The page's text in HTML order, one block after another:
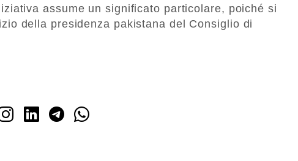
assume un significato particolare, poiché si
della presidenza pakistana del Consiglio di